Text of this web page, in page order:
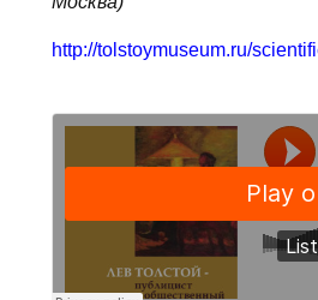
http://tolstoymuseum.ru/